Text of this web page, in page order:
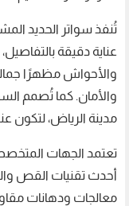
تُنفذ سواتر الحديد
عناية دقيقة
والأحواش مظهرًا
والأمان. كما تُصمم
مدينة الرياض، لتكون
تعتمد الجهات
أحدث تقنيات القص
معالجات ودهانات